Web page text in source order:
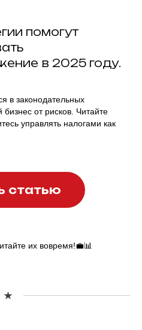
помогут
в 2025 году.
в законодательных
от рисков. Читайте
управлять налогами как
статью
их вовремя!💼📊